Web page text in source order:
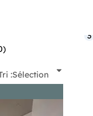
3
:Sélection